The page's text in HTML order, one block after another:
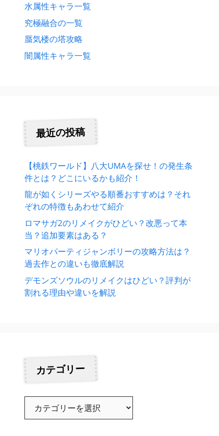
水属性キャラ一覧
究極融合の一覧
蜃気楼の塔攻略
闇属性キャラ一覧
最近の投稿
【桃鉄ワールド】八大UMAを探せ！の発生条
件とは？どこにいるかも紹介！
龍が如くシリーズやる順番おすすめは？それ
ぞれの特徴もあわせて紹介
ロマサガ2のリメイクがひどい？改悪って本
当？追加要素はある？
マリオパーティジャンボリーの攻略方法は？
過去作との違いも徹底解説
デモンズソウルのリメイクはひどい？評判が
割れる理由や違いを解説
カテゴリー